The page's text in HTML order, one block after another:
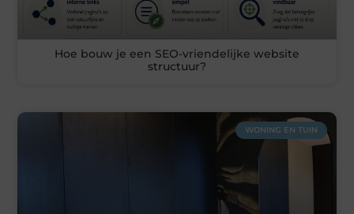
Hoe bouw je een SEO-vriendelijke website
structuur?
WONING EN TUIN